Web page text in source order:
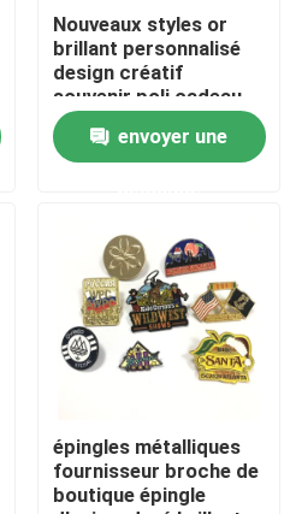
en métal
Nouveaux styles or
brillant personnalisé
design créatif
souvenir poli cadeau
métal chemise vintage
lamelle broche
envoyer une
épingles métalliques
fournisseur broche de
boutique épingle